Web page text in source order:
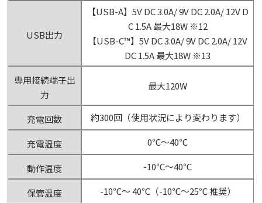
USB出力
【USB-A】5V DC 3.0A/ 9V DC 2.0A/ 12V D
C 1.5A 最大18W ※12
【USB-C™】5V DC 3.0A/ 9V DC 2.0A/ 12V
DC 1.5A 最大18W ※13
専用接続端子出
力
最大120W
充電回数 約300回（使用状況により変わります）
充電温度 0℃～40℃
動作温度 -10℃～40℃
保管温度 -10℃～ 40℃（-10℃～25℃ 推奨）